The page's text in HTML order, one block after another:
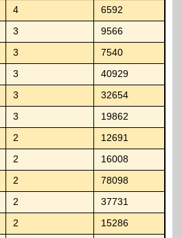
4 6592
3 9566
3 7540
3 40929
3 32654
3 19862
2 12691
2 16008
2 78098
2 37731
2 15286